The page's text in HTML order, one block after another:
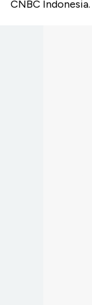
CNBC Indonesia.